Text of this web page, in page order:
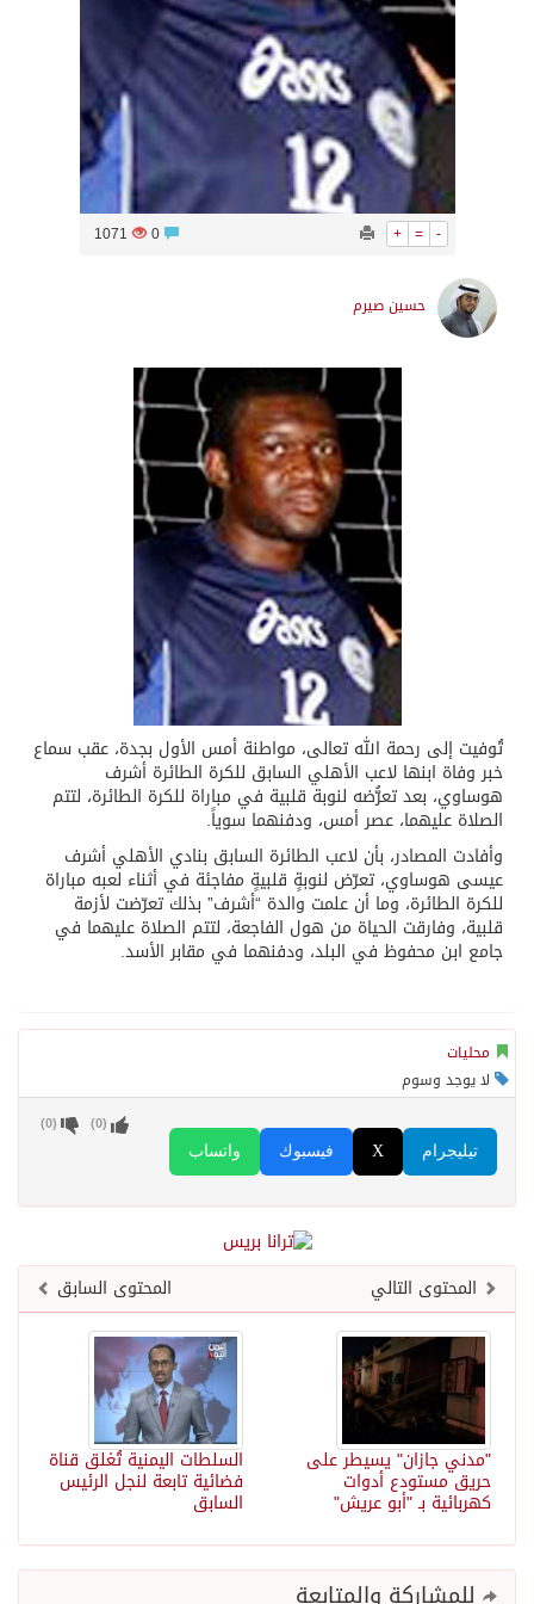
+ = -
0
1071
حسين صيرم
تُوفيت إلى رحمة الله تعالى، مواطنة أمس الأول بجدة، عقب سماع
خبر وفاة ابنها لاعب الأهلي السابق للكرة الطائرة أشرف
هوساوي، بعد تعرُّضه لنوبة قلبية في مباراة للكرة الطائرة، لتتم
الصلاة عليهما، عصر أمس، ودفنهما سوياً.
وأفادت المصادر، بأن لاعب الطائرة السابق بنادي الأهلي أشرف
عيسى هوساوي، تعرّض لنوبةٍ قلبيةٍ مفاجئة في أثناء لعبه مباراة
للكرة الطائرة، وما أن علمت والدة “أشرف” بذلك تعرّضت لأزمة
قلبية، وفارقت الحياة من هول الفاجعة، لتتم الصلاة عليهما في
جامع ابن محفوظ في البلد، ودفنهما في مقابر الأسد.
محليات
لا يوجد وسوم
واتساب فيسبوك X تيليجرام
(
0
) (
0
)
المحتوى السابق المحتوى التالي
السلطات اليمنية تُغلق قناة
فضائية تابعة لنجل الرئيس
السابق
"مدني جازان" يسيطر على
حريق مستودع أدوات
كهربائية بـ "أبو عريش"